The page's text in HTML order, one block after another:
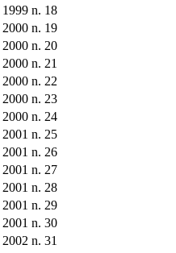
1999 n. 18
2000 n. 19
2000 n. 20
2000 n. 21
2000 n. 22
2000 n. 23
2000 n. 24
2001 n. 25
2001 n. 26
2001 n. 27
2001 n. 28
2001 n. 29
2001 n. 30
2002 n. 31